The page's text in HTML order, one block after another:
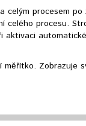
celým procesem
procesu.
měřítko.